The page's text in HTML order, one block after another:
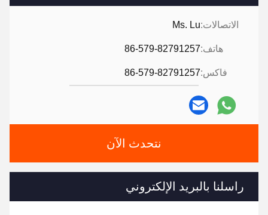
الاتصالات:Ms. Lu
هاتف:86-579-82791257
فاكس:86-579-82791257
نتحدث الآن
راسلنا بالبريد الإلكتروني